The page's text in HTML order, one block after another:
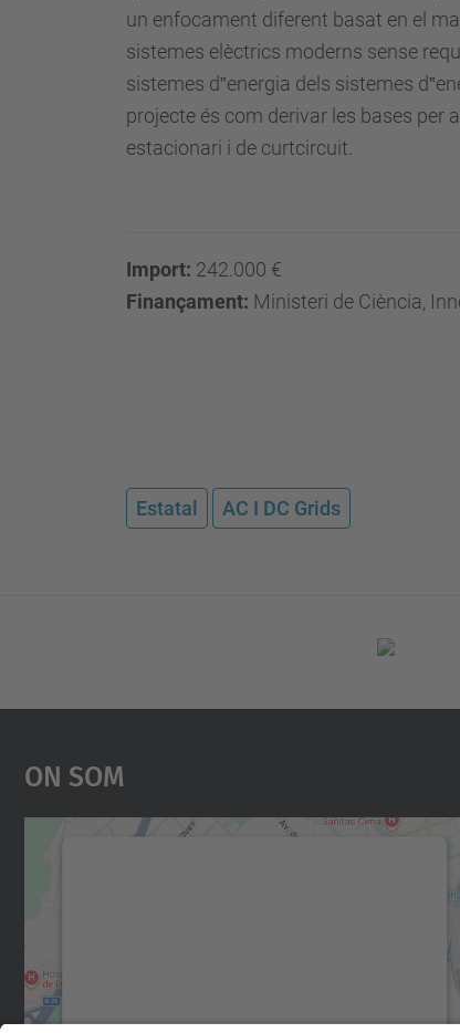
un enfocament diferent basat en el
sistemes elèctrics moderns sense
sistemes d‟energia dels sistemes
projecte és com derivar les bases per
estacionari i de curtcircuit.
Import: 242.000 €
Finançament: Ministeri de Ciència,
Estatal AC I DC Grids
On Som